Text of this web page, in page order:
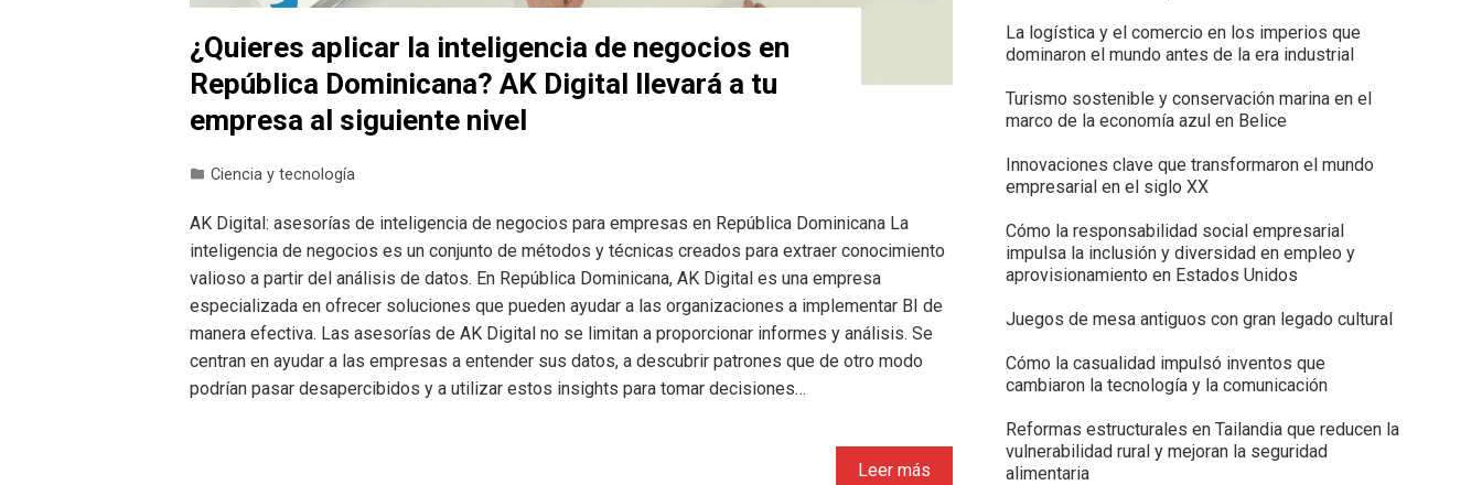
¿Quieres aplicar la inteligencia de negocios en
República Dominicana? AK Digital llevará a tu
empresa al siguiente nivel
Ciencia y tecnología
AK Digital: asesorías de inteligencia de negocios para empresas en República Dominicana La
inteligencia de negocios es un conjunto de métodos y técnicas creados para extraer conocimiento
valioso a partir del análisis de datos. En República Dominicana, AK Digital es una empresa
especializada en ofrecer soluciones que pueden ayudar a las organizaciones a implementar BI de
manera efectiva. Las asesorías de AK Digital no se limitan a proporcionar informes y análisis. Se
centran en ayudar a las empresas a entender sus datos, a descubrir patrones que de otro modo
podrían pasar desapercibidos y a utilizar estos insights para tomar decisiones…
Leer más
La logística y el comercio en los imperios que
dominaron el mundo antes de la era industrial
Turismo sostenible y conservación marina en el
marco de la economía azul en Belice
Innovaciones clave que transformaron el mundo
empresarial en el siglo XX
Cómo la responsabilidad social empresarial
impulsa la inclusión y diversidad en empleo y
aprovisionamiento en Estados Unidos
Juegos de mesa antiguos con gran legado cultural
Cómo la casualidad impulsó inventos que
cambiaron la tecnología y la comunicación
Reformas estructurales en Tailandia que reducen la
vulnerabilidad rural y mejoran la seguridad
alimentaria